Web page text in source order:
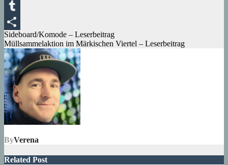
Messenger
Tumblr
Teilen
Beitragsnavigation
Sideboard/Komode – Leserbeitrag
Müllsammelaktion im Märkischen Viertel – Leserbeitrag
ByVerena
Related Post